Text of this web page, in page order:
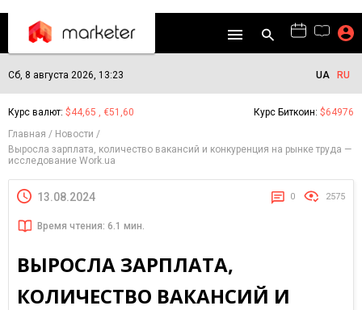
Сб, 8 августа 2026, 13:23 UA RU
Курс валют: $44,65 , €51,60 Курс Биткоин: $64976
Главная
Новости
Выросла зарплата, количество вакансий и конкуренция на рынке труда —
исследование Work.ua
13.08.2024 0 2575
Время чтения: 6.1 мин.
ВЫРОСЛА ЗАРПЛАТА,
КОЛИЧЕСТВО ВАКАНСИЙ И